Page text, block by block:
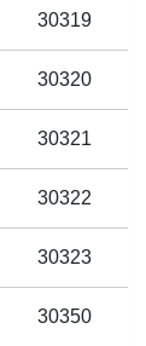
30319
30320
30321
30322
30323
30350